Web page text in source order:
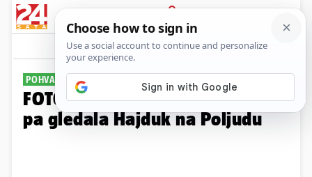
PRIJAVA
Galerija Komentari
POHVALILA SE
FOTO Zvijezda Netflixa partijala
pa gledala Hajduk na Poljudu